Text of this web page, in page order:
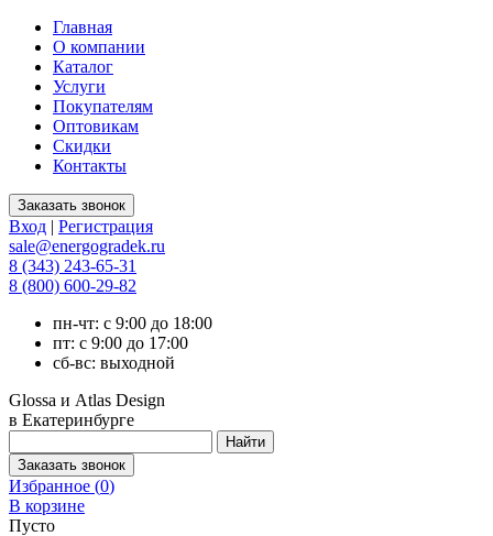
Главная
О компании
Каталог
Услуги
Покупателям
Оптовикам
Скидки
Контакты
Вход | Регистрация
sale@energogradek.ru
8 (343) 243-65-31
8 (800) 600-29-82
пн-чт: с 9:00 до 18:00
пт: с 9:00 до 17:00
сб-вс: выходной
Glossa и Atlas Design
в Екатеринбурге
Избранное (0)
В корзине
Пусто